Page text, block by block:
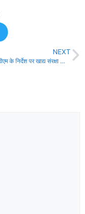
NEXT
जहानाबाद-डीएम के निर्देश पर खाद्य संरक्षा को लेकर उच्च स्तरीय बैठक आयोजित!